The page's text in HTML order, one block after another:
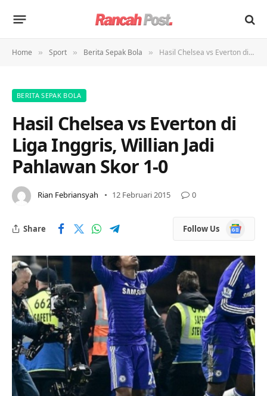
Home » Sport » Berita Sepak Bola » Hasil Chelsea vs Everton di Liga Inggris, Willian Jadi Pahlawan Skor 1-0
BERITA SEPAK BOLA
Hasil Chelsea vs Everton di
Liga Inggris, Willian Jadi
Pahlawan Skor 1-0
Rian Febriansyah 12 Februari 2015 0
Share Follow Us
Google
News